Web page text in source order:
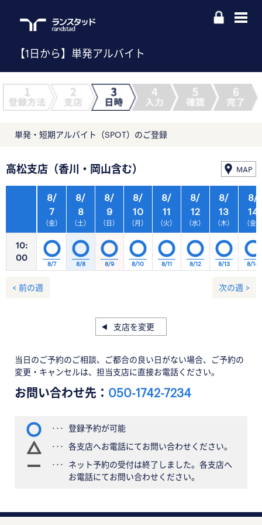
【1日から】単発アルバイト
単発・短期アルバイト（SPOT）のご登録
高松支店（香川・岡山含む） MAP
10:
00
8/
7
（金）
8/
8
（土）
8/
9
（日）
8/
10
（月）
8/
11
（火）
8/
12
（水）
8/
13
（木）
8/7 8/8 8/9 8/10 8/11 8/12 8/13
8/
14
（金）
8/14
< 前の週 次の週 >
支店を変更
当日のご予約のご相談、ご都合の良い日がない場合、ご予約の
変更・キャンセルは、担当支店に直接お電話ください。
お問い合わせ先： 050-1742-7234
登録予約が可能
各支店へお電話にてお問い合わせください。
ネット予約の受付は終了しました。各支店へ
お電話にてお問い合わせください。